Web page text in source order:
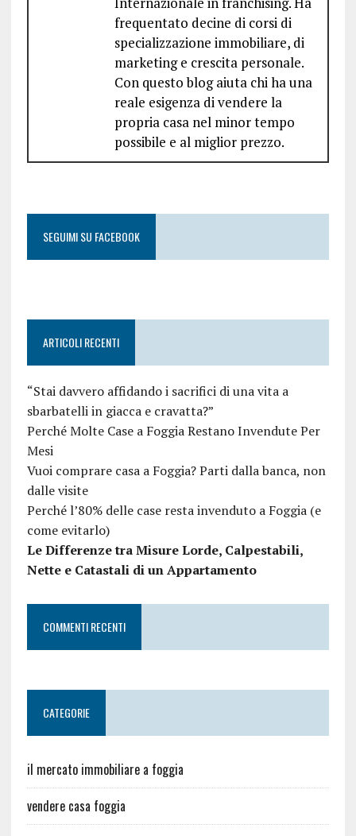
frequentato decine di corsi di
specializzazione immobiliare, di
marketing e crescita personale.
Con questo blog aiuta chi ha una
reale esigenza di vendere la
propria casa nel minor tempo
possibile e al miglior prezzo.
SEGUIMI SU FACEBOOK
ARTICOLI RECENTI
“Stai davvero affidando i sacrifici di una vita a
sbarbatelli in giacca e cravatta?”
Perché Molte Case a Foggia Restano Invendute Per
Mesi
Vuoi comprare casa a Foggia? Parti dalla banca, non
dalle visite
Perché l’80% delle case resta invenduto a Foggia (e
come evitarlo)
Le Differenze tra Misure Lorde, Calpestabili,
Nette e Catastali di un Appartamento
COMMENTI RECENTI
CATEGORIE
il mercato immobiliare a foggia
vendere casa foggia